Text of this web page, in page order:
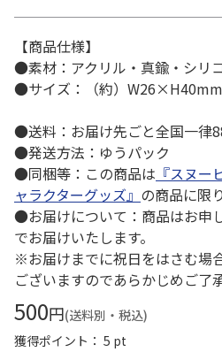
【商品仕様】
●素材：アクリル・真鍮・シリ
●サイズ：（約）W26×H40mm
●送料：お届け先ごと全国一律
●発送方法：ゆうパック
●同梱等：この商品は 『スヌ
ャラクターグッズ』 の商品に限
●お届けについて：商品はお申
でお届けいたします。
※お届けまでに祝日をはさむ場
ございますのであらかじめご了
500円(送料別・税込)
獲得ポイント： 5 pt